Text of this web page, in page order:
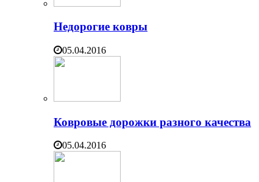
Недорогие ковры
05.04.2016
Ковровые дорожки разного качества
05.04.2016